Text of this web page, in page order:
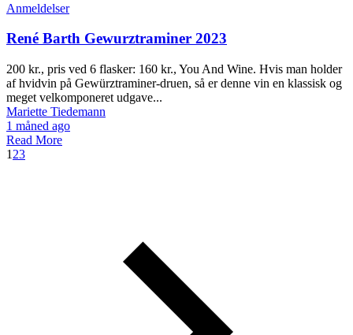
Anmeldelser
René Barth Gewurztraminer 2023
200 kr., pris ved 6 flasker: 160 kr., You And Wine. Hvis man holder
af hvidvin på Gewürztraminer-druen, så er denne vin en klassisk og
meget velkomponeret udgave...
Mariette Tiedemann
1 måned ago
Read More
1 23